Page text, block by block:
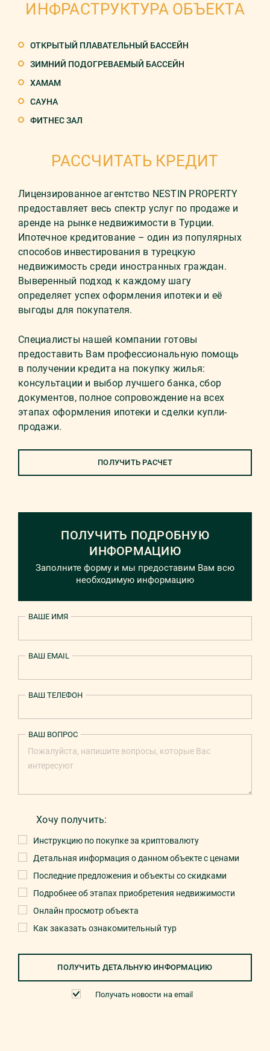
ИНФРАСТРУКТУРА ОБЪЕКТА
ОТКРЫТЫЙ ПЛАВАТЕЛЬНЫЙ БАССЕЙН
ЗИМНИЙ ПОДОГРЕВАЕМЫЙ БАССЕЙН
ХАМАМ
САУНА
ФИТНЕС ЗАЛ
РАССЧИТАТЬ КРЕДИТ
Лицензированное агентство NESTIN PROPERTY
предоставляет весь спектр услуг по продаже и
аренде на рынке недвижимости в Турции.
Ипотечное кредитование – один из популярных
способов инвестирования в турецкую
недвижимость среди иностранных граждан.
Выверенный подход к каждому шагу
определяет успех оформления ипотеки и её
выгоды для покупателя.
Специалисты нашей компании готовы
предоставить Вам профессиональную помощь
в получении кредита на покупку жилья:
консультации и выбор лучшего банка, сбор
документов, полное сопровождение на всех
этапах оформления ипотеки и сделки купли-
продажи.
ПОЛУЧИТЬ РАСЧЕТ
ПОЛУЧИТЬ ПОДРОБНУЮ
ИНФОРМАЦИЮ
Заполните форму и мы предоставим Вам всю
необходимую информацию
ВАШЕ ИМЯ
ВАШ EMAIL
ВАШ ТЕЛЕФОН
Хочу получить:
Инструкцию по покупке за криптовалюту
Детальная информация о данном объекте с ценами
Последние предложения и объекты со скидками
Подробнее об этапах приобретения недвижимости
Онлайн просмотр объекта
Как заказать ознакомительный тур
ВАШ ВОПРОС
ПОЛУЧИТЬ ДЕТАЛЬНУЮ ИНФОРМАЦИЮ
Получать новости на email